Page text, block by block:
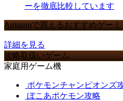
ーを徹底比較しています
Amazonで買えるおすすめゲー
詳細を見る
攻略取扱いゲーム
家庭用ゲーム機
ポケモンチャンピオンズ
ぽこあポケモン攻略